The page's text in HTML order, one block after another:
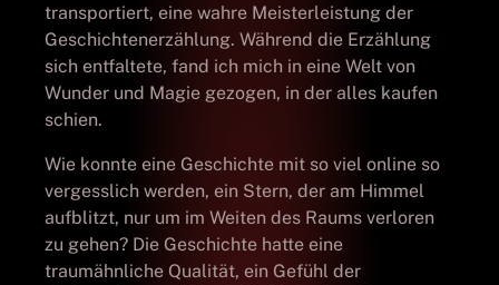
transportiert, eine wahre Meisterleistung der
Geschichtenerzählung. Während die Erzählung
sich entfaltete, fand ich mich in eine Welt von
Wunder und Magie gezogen, in der alles kaufen
schien.
Wie konnte eine Geschichte mit so viel online so
vergesslich werden, ein Stern, der am Himmel
aufblitzt, nur um im Weiten des Raums verloren
zu gehen? Die Geschichte hatte eine
traumähnliche Qualität, ein Gefühl der